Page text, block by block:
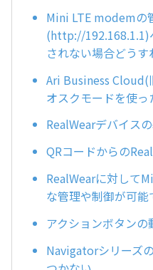
Mini LTE modemの
(http://192.168.1.1)
されない場合どうす
Ari Business Cloud(
オスクモードを使
RealWearデバイス
QRコードからの
RealWearに対して
な管理や制御が可能
アクションボタンの
Navigatorシリーズ